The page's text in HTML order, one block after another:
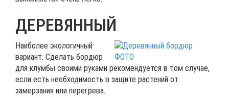
ДЕРЕВЯННЫЙ
Наиболее экологичный
вариант. Сделать бордюр
для клумбы своими руками рекомендуется в том случае,
если есть необходимость в защите растений от
замерзания или перегрева.